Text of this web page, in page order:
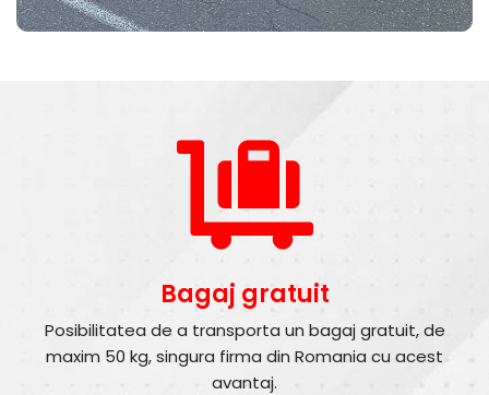
Bagaj gratuit
Posibilitatea de a transporta un bagaj gratuit, de
maxim 50 kg, singura firma din Romania cu acest
avantaj.